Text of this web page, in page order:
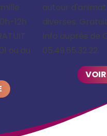
12h
ou au
autour
diverses.
Info auprès de
05.49.65.32.22.